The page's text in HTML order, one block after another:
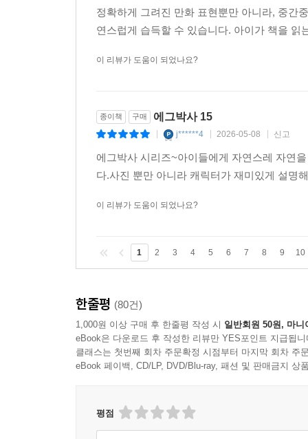
정확하게 그려진 만화 표현뿐만 아니라, 중간
연스럽게 습득할 수 있습니다. 아이가 책을
이 리뷰가 도움이 되었나요?
종이책 구매 에그박사 15
j******4 2026-05-08 신고
에그박사 시리즈~아이들에게 자연스레 자연
다.사진 뿐만 아니라 캐릭터가 재미있게 설명
이 리뷰가 도움이 되었나요?
1 2 3 4 5 6 7 8 9 10
한줄평 (80건)
1,000원 이상 구매 후 한줄평 작성 시 일반회원 50원, 마니
eBook은 다운로드 후 작성한 리뷰만 YES포인트 지급됩니
클래스는 첫번째 회차 주문확정 시점부터 마지막 회차 주
eBook 페이백, CD/LP, DVD/Blu-ray, 패션 및 판매금지 상
평점